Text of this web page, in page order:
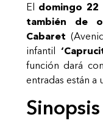
El domingo
también de
Cabaret
infantil
función dará
entradas están a
Sinopsis